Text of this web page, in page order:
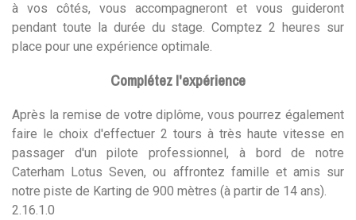
à vos côtés, vous accompagneront et vous guideront
pendant toute la durée du stage. Comptez 2 heures sur
place pour une expérience optimale.
Complétez l'expérience
Après la remise de votre diplôme, vous pourrez également
faire le choix d'effectuer 2 tours à très haute vitesse en
passager d'un pilote professionnel, à bord de notre
Caterham Lotus Seven, ou affrontez famille et amis sur
notre piste de Karting de 900 mètres (à partir de 14 ans).
2.16.1.0